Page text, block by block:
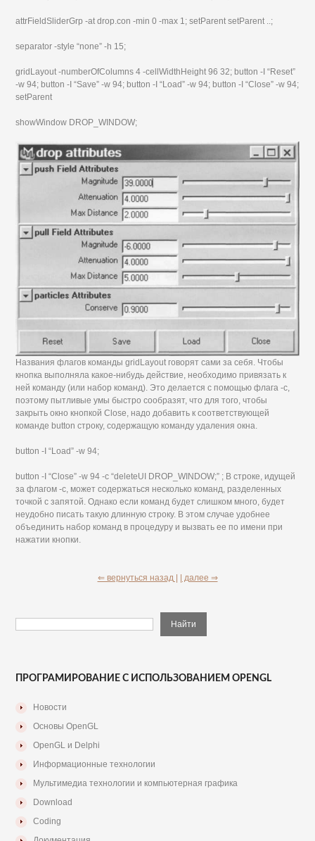
attrFieldSliderGrp -at drop.con -min 0 -max 1; setParent setParent ..;
separator -style “none” -h 15;
gridLayout -numberOfColumns 4 -cellWidthHeight 96 32; button -I “Reset”
-w 94; button -I “Save” -w 94; button -I “Load” -w 94; button -I “Close” -w 94;
setParent
showWindow DROP_WINDOW;
Названия флагов команды gridLayout говорят сами за себя. Чтобы
кнопка выполняла какое-нибудь действие, необходимо привязать к
ней команду (или набор команд). Это делается с помощью флага -с,
поэтому пытливые умы быстро сообразят, что для того, чтобы
закрыть окно кнопкой Close, надо добавить к соответствующей
команде button строку, содержащую команду удаления окна.
button -I “Load” -w 94;
button -I “Close” -w 94 -c “deleteUI DROP_WINDOW;” ; В строке, идущей
за флагом -с, может содержаться несколько команд, разделенных
точкой с запятой. Однако если команд будет слишком много, будет
неудобно писать такую длинную строку. В этом случае удобнее
объединить набор команд в процедуру и вызвать ее по имени при
нажатии кнопки.
⇐ вернуться назад | | далее ⇒
ПРОГРАМИРОВАНИЕ С ИСПОЛЬЗОВАНИЕМ OPENGL
Новости
Основы OpenGL
OpenGL и Delphi
Информационные технологии
Мультимедиа технологии и компьютерная графика
Download
Coding